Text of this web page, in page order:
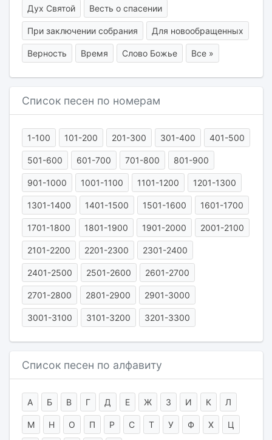
Дух Святой Весть о спасении
При заключении собрания Для новообращенных
Верность Время Слово Божье Все »
Список песен по номерам
1-100 101-200 201-300 301-400 401-500
501-600 601-700 701-800 801-900
901-1000 1001-1100 1101-1200 1201-1300
1301-1400 1401-1500 1501-1600 1601-1700
1701-1800 1801-1900 1901-2000 2001-2100
2101-2200 2201-2300 2301-2400
2401-2500 2501-2600 2601-2700
2701-2800 2801-2900 2901-3000
3001-3100 3101-3200 3201-3300
Список песен по алфавиту
А Б В Г Д Е Ж З И К Л
М Н О П Р С Т У Ф Х Ц